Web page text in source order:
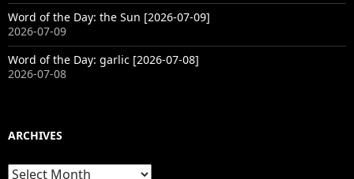
Word of the Day: the Sun [2026-07-09]
2026-07-09
Word of the Day: garlic [2026-07-08]
2026-07-08
ARCHIVES
Archives